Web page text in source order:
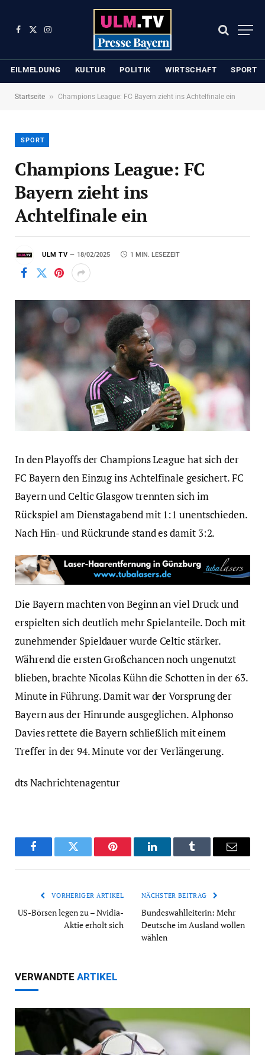
Facebook
X
Instagram
EILMELDUNG KULTUR POLITIK WIRTSCHAFT SPORT
Startseite » Champions League: FC Bayern zieht ins Achtelfinale ein
SPORT
Champions League: FC
Bayern zieht ins
Achtelfinale ein
ULM TV 18/02/2025 1 MIN. LESEZEIT
In den Playoffs der Champions League hat sich der
FC Bayern den Einzug ins Achtelfinale gesichert. FC
Bayern und Celtic Glasgow trennten sich im
Rückspiel am Dienstagabend mit 1:1 unentschieden.
Nach Hin- und Rückrunde stand es damit 3:2.
Die Bayern machten von Beginn an viel Druck und
erspielten sich deutlich mehr Spielanteile. Doch mit
zunehmender Spieldauer wurde Celtic stärker.
Während die ersten Großchancen noch ungenutzt
blieben, brachte Nicolas Kühn die Schotten in der 63.
Minute in Führung. Damit war der Vorsprung der
Bayern aus der Hinrunde ausgeglichen. Alphonso
Davies rettete die Bayern schließlich mit einem
Treffer in der 94. Minute vor der Verlängerung.
dts Nachrichtenagentur
FacebookTwitter Pinterest LinkedInTumblr Email
VORHERIGER ARTIKEL
US-Börsen legen zu – Nvidia-
Aktie erholt sich
NÄCHSTER BEITRAG
Bundeswahlleiterin: Mehr
Deutsche im Ausland wollen
wählen
VERWANDTE ARTIKEL